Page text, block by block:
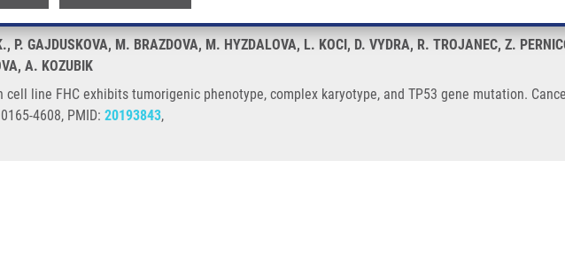
P. GAJDUSKOVA, M. BRAZDOVA, M. HYZDALOVA, L. KOCI, D. VYDRA, R. TROJANEC, Z.
A. KOZUBIK
cell line FHC exhibits tumorigenic phenotype, complex karyotype, and TP53 gene mutation.
4608, PMID: 20193843,